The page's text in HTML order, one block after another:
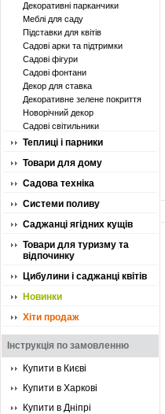
Декоративні парканчики
Меблі для саду
Підставки для квітів
Садові арки та підтримки
Садові фігури
Садові фонтани
Декор для ставка
Декоративне зелене покриття
Новорічний декор
Садові світильники
Теплиці і парники
Товари для дому
Садова техніка
Системи поливу
Саджанці ягідних кущів
Товари для туризму та
відпочинку
Цибулини і саджанці квітів
Новинки
Хіти продаж
Інструкція по замовленню
Купити в Києві
Купити в Харкові
Купити в Дніпрі